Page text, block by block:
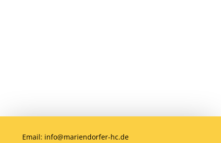
Email: info@mariendorfer-hc.de